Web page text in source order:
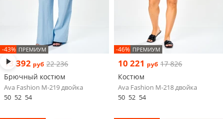
-43% ПРЕМИУМ
13 392 руб 22 236
Брючный костюм
Ava Fashion М-219 двойка
50 52 54
-46% ПРЕМИУМ
10 221 руб 17 826
Костюм
Ava Fashion М-218 двойка
50 52 54